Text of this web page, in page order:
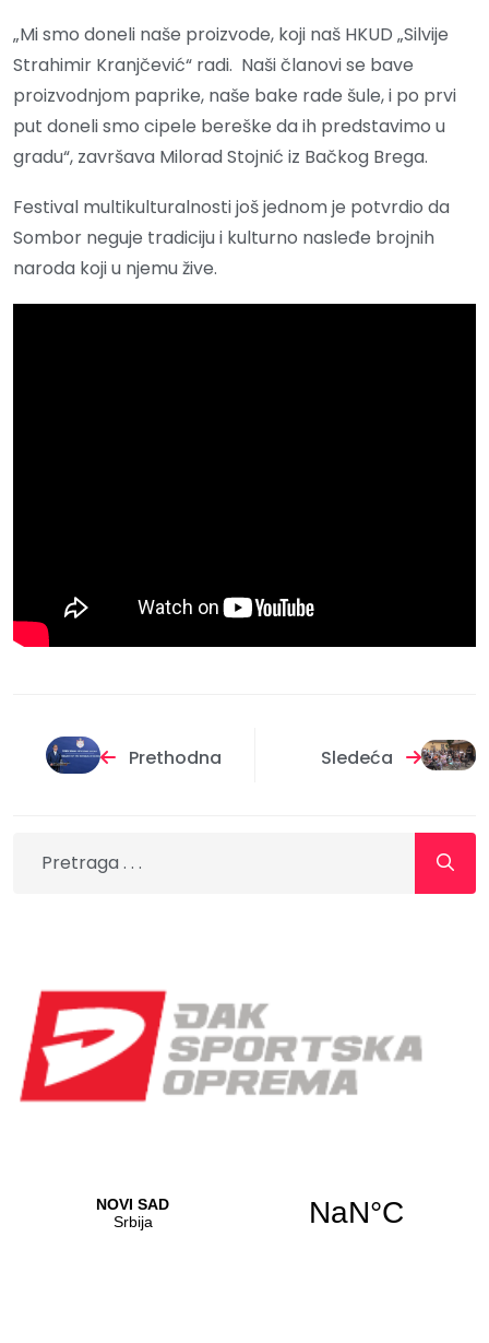
„Mi smo doneli naše proizvode, koji naš HKUD „Silvije
Strahimir Kranjčević“ radi. Naši članovi se bave
proizvodnjom paprike, naše bake rade šule, i po prvi
put doneli smo cipele bereške da ih predstavimo u
gradu“, završava Milorad Stojnić iz Bačkog Brega.
Festival multikulturalnosti još jednom je potvrdio da
Sombor neguje tradiciju i kulturno nasleđe brojnih
naroda koji u njemu žive.
Prethodna Sledeća